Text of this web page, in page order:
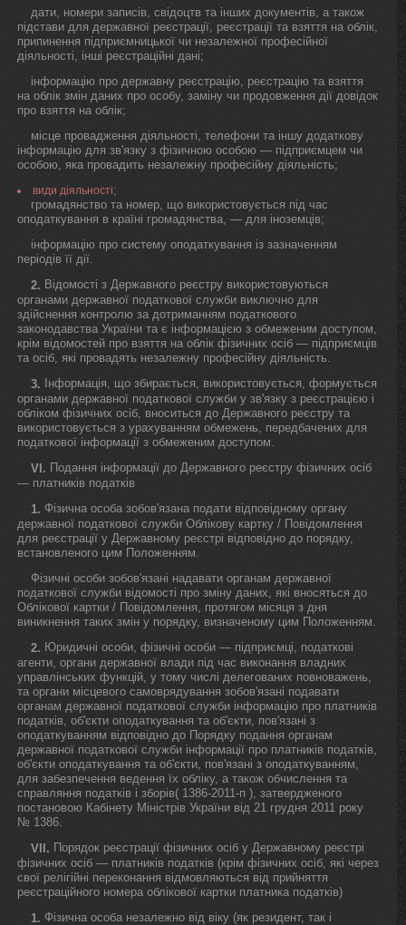
дати, номери записів, свідоцтв та інших документів, а також
підстави для державної реєстрації, реєстрації та взяття на облік,
припинення підприємницької чи незалежної професійної
діяльності, інші реєстраційні дані;
інформацію про державну реєстрацію, реєстрацію та взяття
на облік змін даних про особу, заміну чи продовження дії довідок
про взяття на облік;
місце провадження діяльності, телефони та іншу додаткову
інформацію для зв'язку з фізичною особою — підприємцем чи
особою, яка провадить незалежну професійну діяльність;
види діяльності;
громадянство та номер, що використовується під час
оподаткування в країні громадянства, — для іноземців;
інформацію про систему оподаткування із зазначенням
періодів її дії.
2. Відомості з Державного реєстру використовуються
органами державної податкової служби виключно для
здійснення контролю за дотриманням податкового
законодавства України та є інформацією з обмеженим доступом,
крім відомостей про взяття на облік фізичних осіб — підприємців
та осіб, які провадять незалежну професійну діяльність.
3. Інформація, що збирається, використовується, формується
органами державної податкової служби у зв'язку з реєстрацією і
обліком фізичних осіб, вноситься до Державного реєстру та
використовується з урахуванням обмежень, передбачених для
податкової інформації з обмеженим доступом.
VI. Подання інформації до Державного реєстру фізичних осіб
— платників податків
1. Фізична особа зобов'язана подати відповідному органу
державної податкової служби Облікову картку / Повідомлення
для реєстрації у Державному реєстрі відповідно до порядку,
встановленого цим Положенням.
Фізичні особи зобов'язані надавати органам державної
податкової служби відомості про зміну даних, які вносяться до
Облікової картки / Повідомлення, протягом місяця з дня
виникнення таких змін у порядку, визначеному цим Положенням.
2. Юридичні особи, фізичні особи — підприємці, податкові
агенти, органи державної влади під час виконання владних
управлінських функцій, у тому числі делегованих повноважень,
та органи місцевого самоврядування зобов'язані подавати
органам державної податкової служби інформацію про платників
податків, об'єкти оподаткування та об'єкти, пов'язані з
оподаткуванням відповідно до Порядку подання органам
державної податкової служби інформації про платників податків,
об'єкти оподаткування та об'єкти, пов'язані з оподаткуванням,
для забезпечення ведення їх обліку, а також обчислення та
справляння податків і зборів( 1386-2011-п ), затвердженого
постановою Кабінету Міністрів України від 21 грудня 2011 року
№ 1386.
VII. Порядок реєстрації фізичних осіб у Державному реєстрі
фізичних осіб — платників податків (крім фізичних осіб, які через
свої релігійні переконання відмовляються від прийняття
реєстраційного номера облікової картки платника податків)
1. Фізична особа незалежно від віку (як резидент, так і